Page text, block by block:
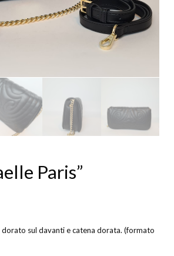
Paris”
dorato sul davanti e catena dorata. (formato